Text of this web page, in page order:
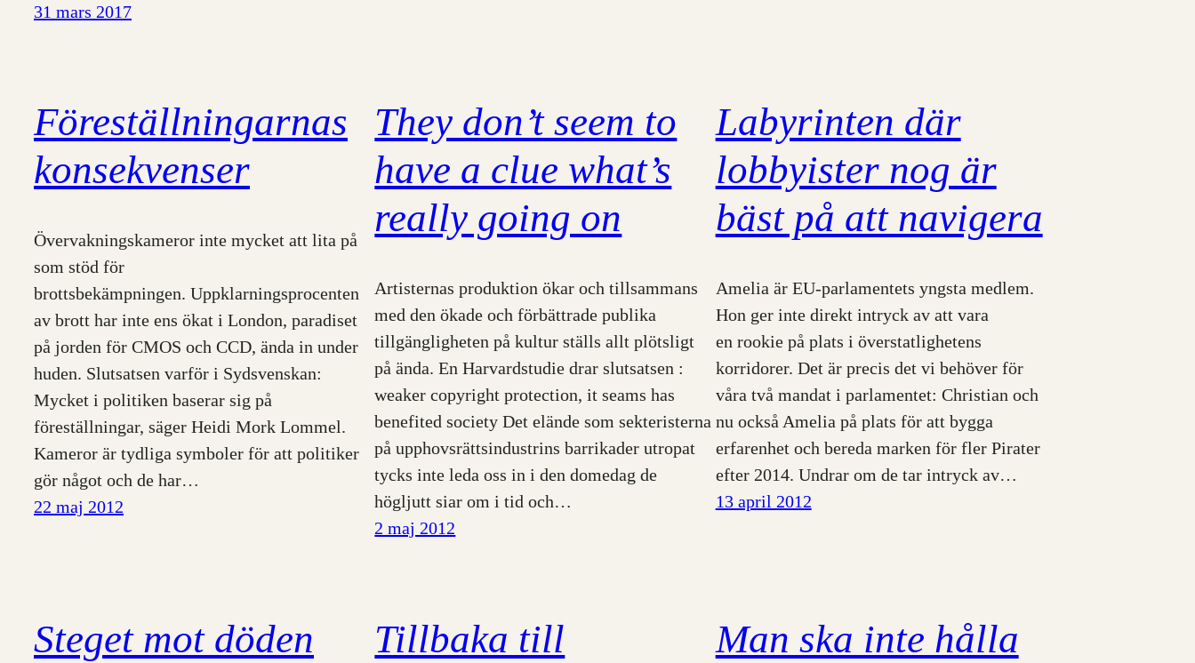
31 mars 2017
Föreställningarnas
konsekvenser
Övervakningskameror inte mycket att lita på
som stöd för
brottsbekämpningen. Uppklarningsprocenten
av brott har inte ens ökat i London, paradiset
på jorden för CMOS och CCD, ända in under
huden. Slutsatsen varför i Sydsvenskan:
Mycket i politiken baserar sig på
föreställningar, säger Heidi Mork Lommel.
Kameror är tydliga symboler för att politiker
gör något och de har…
22 maj 2012
They don’t seem to
have a clue what’s
really going on
Artisternas produktion ökar och tillsammans
med den ökade och förbättrade publika
tillgängligheten på kultur ställs allt plötsligt
på ända. En Harvardstudie drar slutsatsen :
weaker copyright protection, it seams has
benefited society Det elände som sekteristerna
på upphovsrättsindustrins barrikader utropat
tycks inte leda oss in i den domedag de
högljutt siar om i tid och…
2 maj 2012
Labyrinten där
lobbyister nog är
bäst på att navigera
Amelia är EU-parlamentets yngsta medlem.
Hon ger inte direkt intryck av att vara
en rookie på plats i överstatlighetens
korridorer. Det är precis det vi behöver för
våra två mandat i parlamentet: Christian och
nu också Amelia på plats för att bygga
erfarenhet och bereda marken för fler Pirater
efter 2014. Undrar om de tar intryck av…
13 april 2012
Steget mot döden
Tillbaka till
Man ska inte hålla